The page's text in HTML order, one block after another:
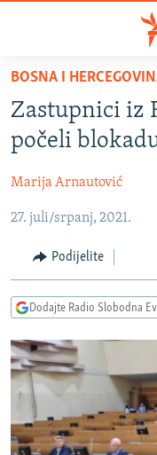
Pređite
glavni
sadržaj
Pređite
na
navigaciju
Pređite
pretragu
BOSNA I
SRBIJA
KOSOVO
CRNA GORA
VIZUELNO
FOTOGALERIJE
INFOGRAFIKE
PODCASTI
RAT U UKRAJINI
KINA NA BALKANU
RSE PRIČE IZ SVIJETA
ISPRIČAJ MI
DNEVNO@RSE
BOSNA I
Zastupnici iz
počeli
Marija Arnautović
27. juli/srpanj, 2021.
Podijelite
Dodajte Radio Slobodna